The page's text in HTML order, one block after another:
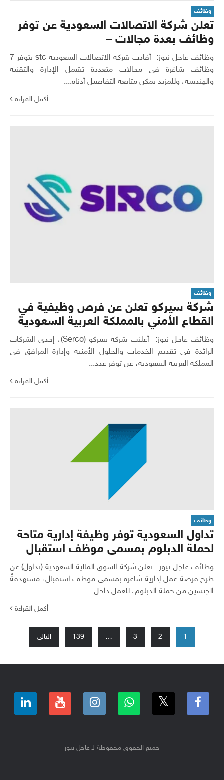
وظائف
تعلن شركة الاتصالات السعودية عن توفر
وظائف بعدة مجالات –
وظائف عاجل نيوز: أفادت شركة الاتصالات السعودية stc بتوفر 7
وظائف شاغرة في مجالات متعددة تشمل الإدارة والتقنية
والهندسة، وللمزيد يمكن متابعة التفاصيل أدناه....
أكمل القراءة
وظائف
شركة سيركو تعلن عن فرص وظيفية في
القطاع الأمني بالمملكة العربية السعودية
وظائف عاجل نيوز: أعلنت شركة سيركو (Serco)، إحدى الشركات
الرائدة في تقديم الخدمات والحلول الأمنية وإدارة المرافق في
المملكة العربية السعودية، عن توفر عدد...
أكمل القراءة
وظائف
تداول السعودية توفر وظيفة إدارية متاحة
لحملة الدبلوم بمسمى موظف استقبال
وظائف عاجل نيوز: تعلن شركة السوق المالية السعودية (تداول) عن
طرح فرصة عمل إدارية شاغرة بمسمى موظف استقبال، مستهدفةً
الجنسين من حملة الدبلوم، للعمل داخل...
أكمل القراءة
صفحات
المقالات
1
2
3
…
139 التالي
جميع الحقوق محفوظة لـ عاجل نيوز